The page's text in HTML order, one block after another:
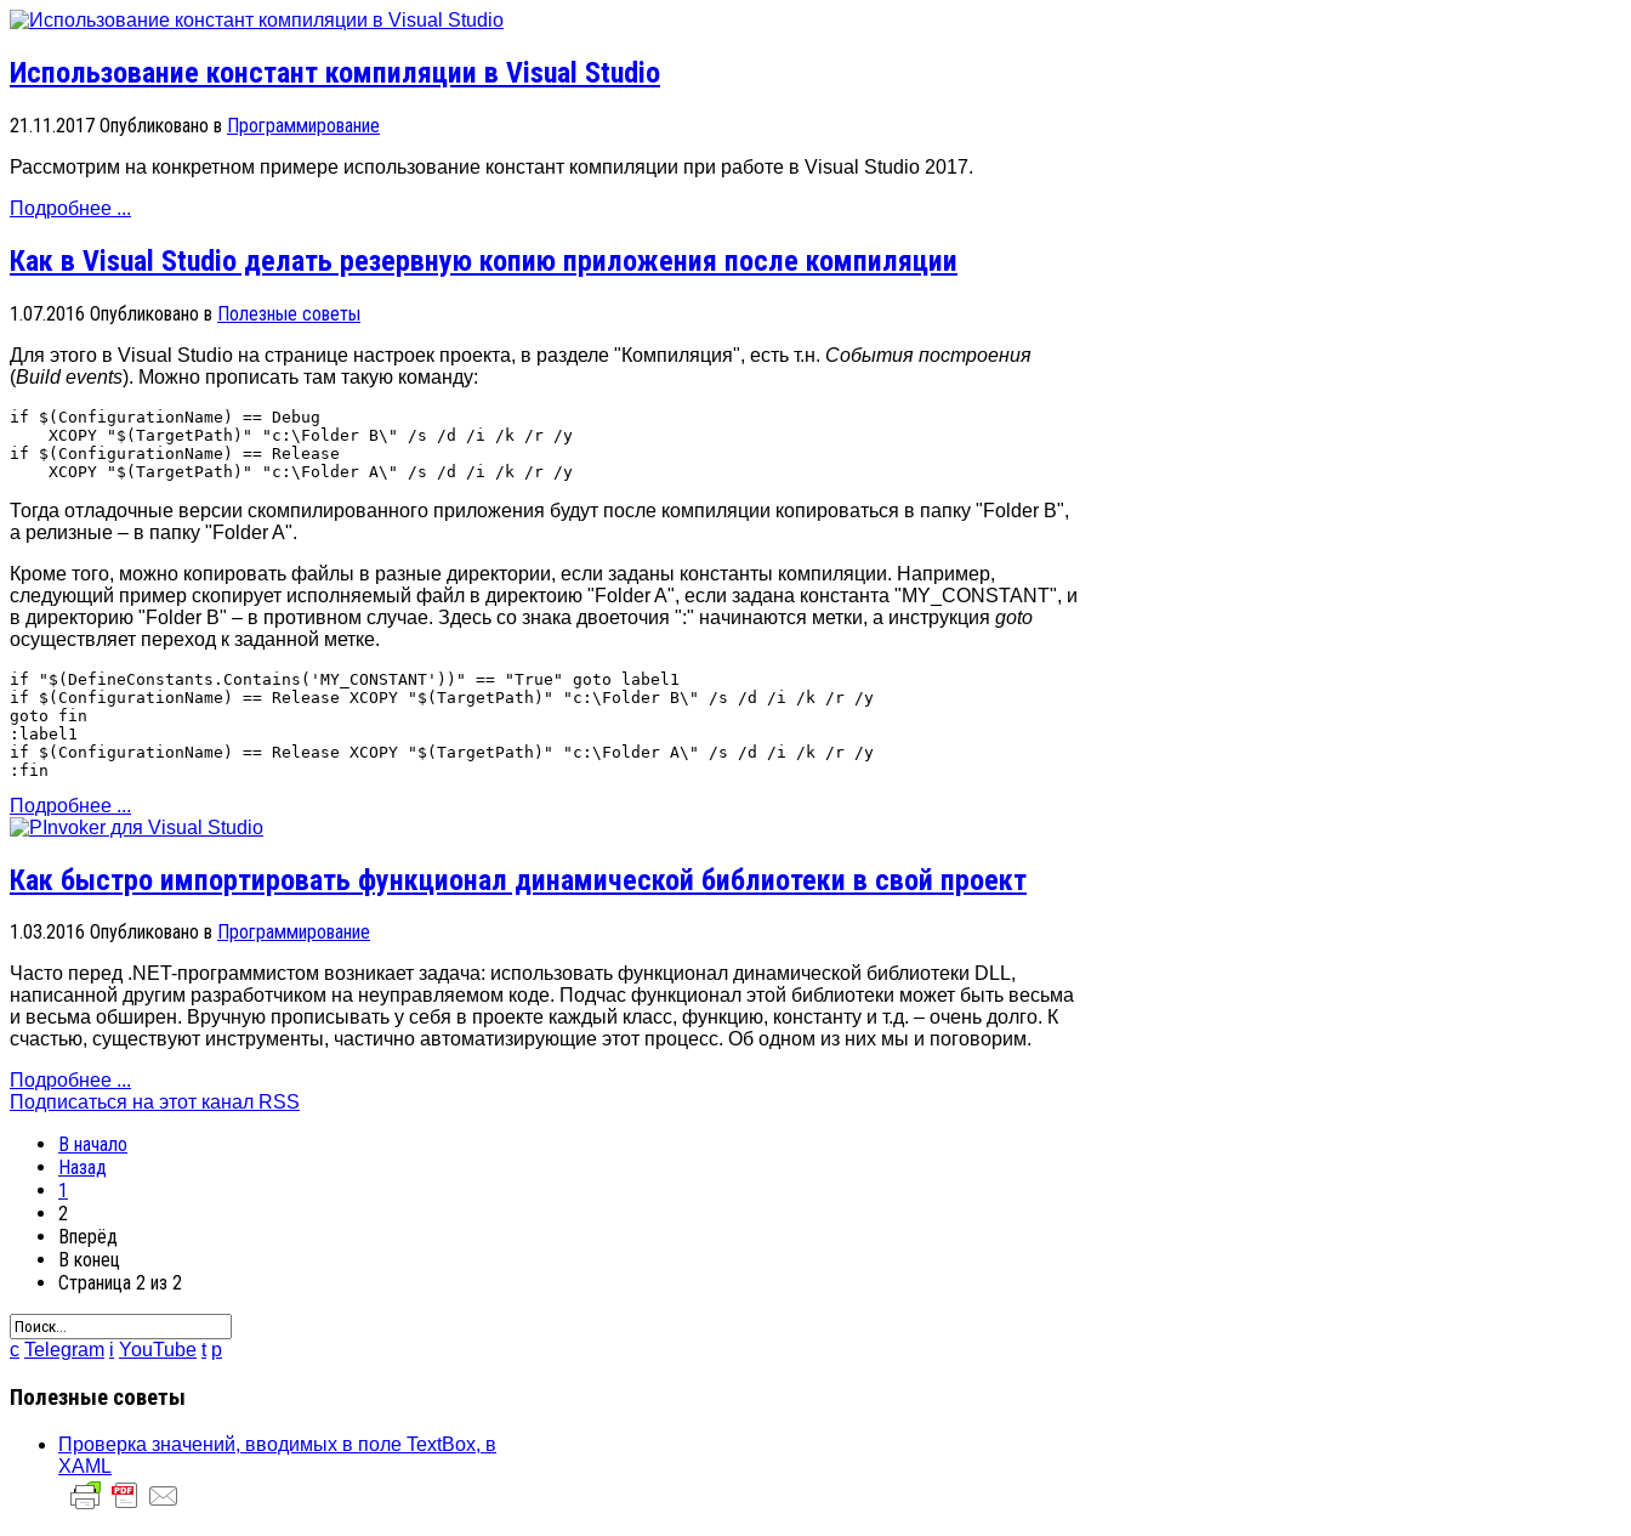
Использование констант компиляции в Visual Studio
21.11.2017 Опубликовано в Программирование
Рассмотрим на конкретном примере использование констант компиляции при работе в Visual Studio 2017.
Подробнее ...
Как в Visual Studio делать резервную копию приложения после компиляции
1.07.2016 Опубликовано в Полезные советы
Для этого в Visual Studio на странице настроек проекта, в разделе "Компиляция", есть т.н. События построения
(Build events). Можно прописать там такую команду:
if $(ConfigurationName) == Debug
    XCOPY "$(TargetPath)" "c:\Folder B\" /s /d /i /k /r /y
if $(ConfigurationName) == Release
Тогда отладочные версии скомпилированного приложения будут после компиляции копироваться в папку "Folder B",
а релизные – в папку "Folder A".
Кроме того, можно копировать файлы в разные директории, если заданы константы компиляции. Например,
следующий пример скопирует исполняемый файл в директоию "Folder A", если задана константа "MY_CONSTANT", и
в директорию "Folder B" – в противном случае. Здесь со знака двоеточия ":" начинаются метки, а инструкция goto
осуществляет переход к заданной метке.
if "$(DefineConstants.Contains('MY_CONSTANT'))" == "True" goto label1
if $(ConfigurationName) == Release XCOPY "$(TargetPath)" "c:\Folder B\" /s /d /i /k /r /y
goto fin
:label1
if $(ConfigurationName) == Release XCOPY "$(TargetPath)" "c:\Folder A\" /s /d /i /k /r /y
Подробнее ...
Как быстро импортировать функционал динамической библиотеки в свой проект
1.03.2016 Опубликовано в Программирование
Часто перед .NET-программистом возникает задача: использовать функционал динамической библиотеки DLL,
написанной другим разработчиком на неуправляемом коде. Подчас функционал этой библиотеки может быть весьма
и весьма обширен. Вручную прописывать у себя в проекте каждый класс, функцию, константу и т.д. – очень долго. К
счастью, существуют инструменты, частично автоматизирующие этот процесс. Об одном из них мы и поговорим.
Подробнее ...
Подписаться на этот канал RSS
В начало
Назад
1
2
Вперёд
В конец
Страница 2 из 2
c Telegram i YouTube t p
Полезные советы
Проверка значений, вводимых в поле TextBox, в
XAML